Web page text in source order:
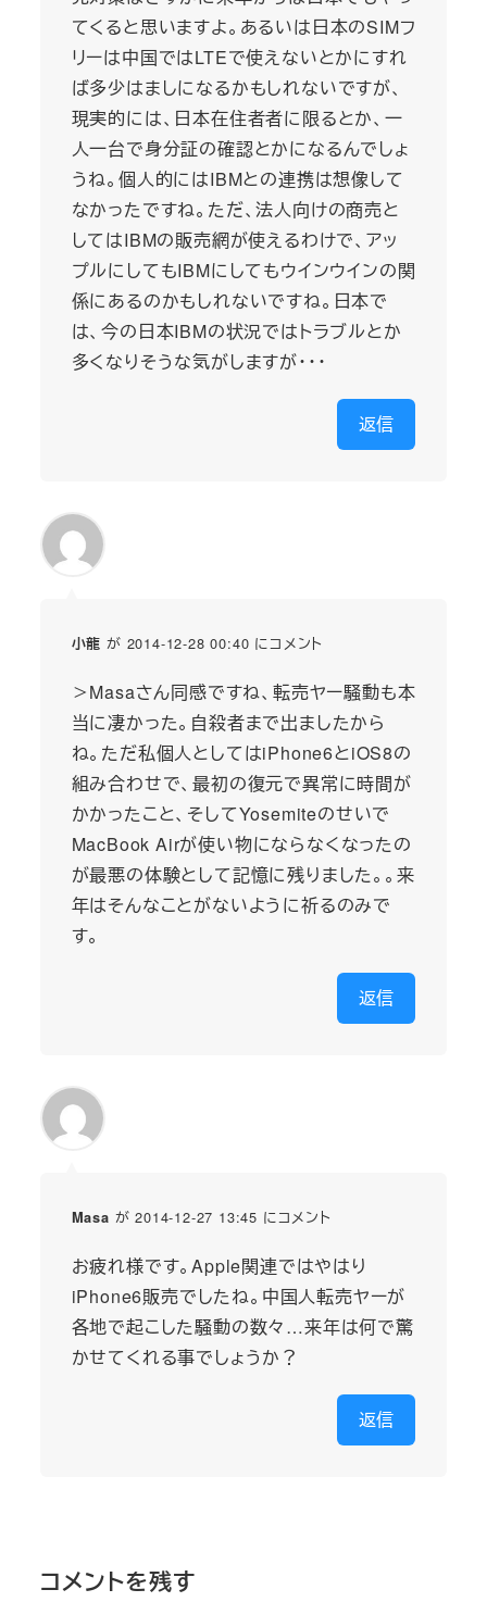
てくると思いますよ。あるいは日本のSIMフ
リーは中国ではLTEで使えないとかにすれ
ば多少はましになるかもしれないですが、
現実的には、日本在住者者に限るとか、一
人一台で身分証の確認とかになるんでしょ
うね。個人的にはIBMとの連携は想像して
なかったですね。ただ、法人向けの商売と
してはIBMの販売網が使えるわけで、アッ
プルにしてもIBMにしてもウインウインの関
係にあるのかもしれないですね。日本で
は、今の日本IBMの状況ではトラブルとか
多くなりそうな気がしますが・・・
返信
小龍 が 2014-12-28 00:40 にコメント
＞Masaさん同感ですね、転売ヤー騒動も本
当に凄かった。自殺者まで出ましたから
ね。ただ私個人としてはiPhone6とiOS8の
組み合わせで、最初の復元で異常に時間が
かかったこと、そしてYosemiteのせいで
MacBook Airが使い物にならなくなったの
が最悪の体験として記憶に残りました。。来
年はそんなことがないように祈るのみで
す。
返信
Masa が 2014-12-27 13:45 にコメント
お疲れ様です。Apple関連ではやはり
iPhone6販売でしたね。中国人転売ヤーが
各地で起こした騒動の数々…来年は何で驚
かせてくれる事でしょうか？
返信
コメントを残す